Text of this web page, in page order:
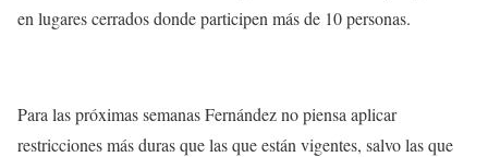
en lugares cerrados donde participen más de 10 personas.
Para las próximas semanas Fernández no piensa aplicar
restricciones más duras que las que están vigentes, salvo las que